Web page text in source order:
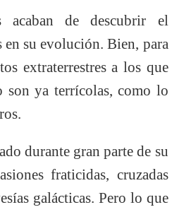
acaban de descubrir el
en su evolución. Bien, para
extraterrestres a los que
son ya terrícolas, como lo
durante gran parte de su
fraticidas, cruzadas
galácticas. Pero lo que